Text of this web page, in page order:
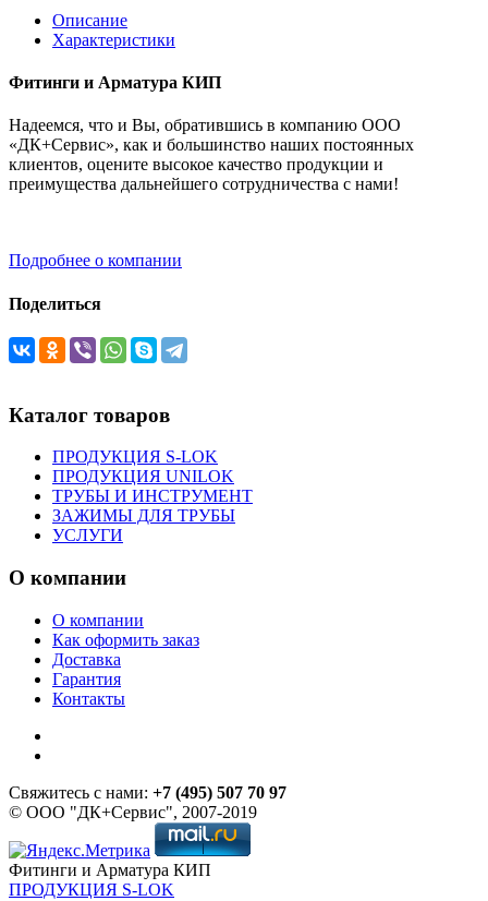
Описание
Характеристики
Фитинги и Арматура КИП
Надеемся, что и Вы, обратившись в компанию ООО
«ДК+Сервис», как и большинство наших постоянных
клиентов, оцените высокое качество продукции и
преимущества дальнейшего сотрудничества с нами!
Подробнее о компании
Поделиться
Каталог товаров
ПРОДУКЦИЯ S-LOK
ПРОДУКЦИЯ UNILOK
ТРУБЫ И ИНСТРУМЕНТ
ЗАЖИМЫ ДЛЯ ТРУБЫ
УСЛУГИ
О компании
О компании
Как оформить заказ
Доставка
Гарантия
Контакты
Свяжитесь с нами: +7 (495) 507 70 97
© ООО "ДК+Сервис", 2007-2019
Фитинги и Арматура КИП
ПРОДУКЦИЯ S-LOK